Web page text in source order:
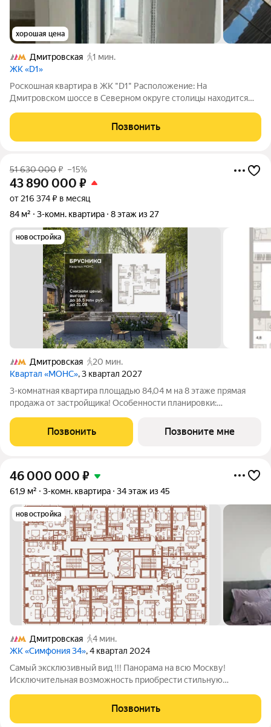
хорошая цена
Дмитровская
1 мин.
ЖК «D1»
Роскошная квартира в ЖK "D1" Расположение: На
Дмитровском шоссе в Северном округе столицы находится
Тимирязевского района. Ипотека под ключ надёжно и выгодно.
Мы помогаем подобрать лучшие условия по
Позвонить
51 630 000₽ –15%
43 890 000 ₽
от 216 374 ₽ в месяц
84 м²
3-комн. квартира 8 этаж из 27
новостройка
Дмитровская
20 мин.
Квартал «МОНС», 3 квартал 2027
3-комнатная квартира площадью 84,04 м на 8 этаже прямая
продажа от застройщика! Особенности планировки:
Брусники в Северо-Восточном административном округе,
рядом с парком Останкино, ВДНХ и первым в
Позвонить Позвоните мне
46 000 000 ₽
61,9 м² 3-комн. квартира 34 этаж из 45
новостройка
Дмитровская
4 мин.
ЖК «Симфония 34», 4 квартал 2024
Самый эксклюзивный вид !!! Панорама на всю Москву!
Исключительная возможность приобрести стильную
Symphony 34 Данный объект идеально подойдёт для тех, кто
стремится к комфортному образу жизни в
Позвонить